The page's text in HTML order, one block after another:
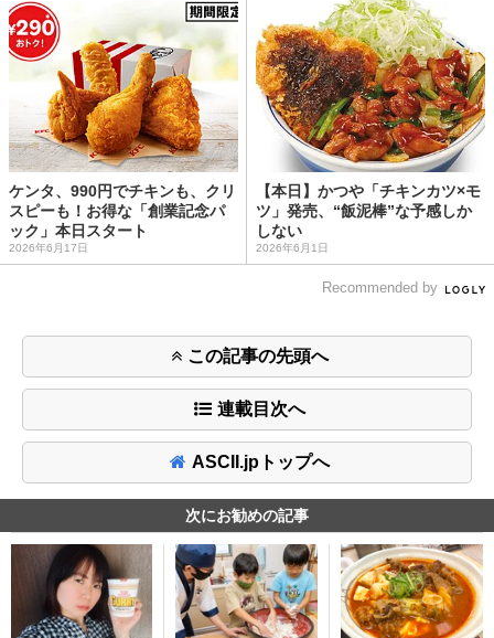
ケンタ、990円でチキンも、クリ
スピーも！お得な「創業記念パ
ック」本日スタート
2026年6月17日
【本日】かつや「チキンカツ×モ
ツ」発売、“飯泥棒”な予感しか
しない
2026年6月1日
Recommended by
この記事の先頭へ
連載目次へ
ASCII.jpトップへ
次にお勧めの記事